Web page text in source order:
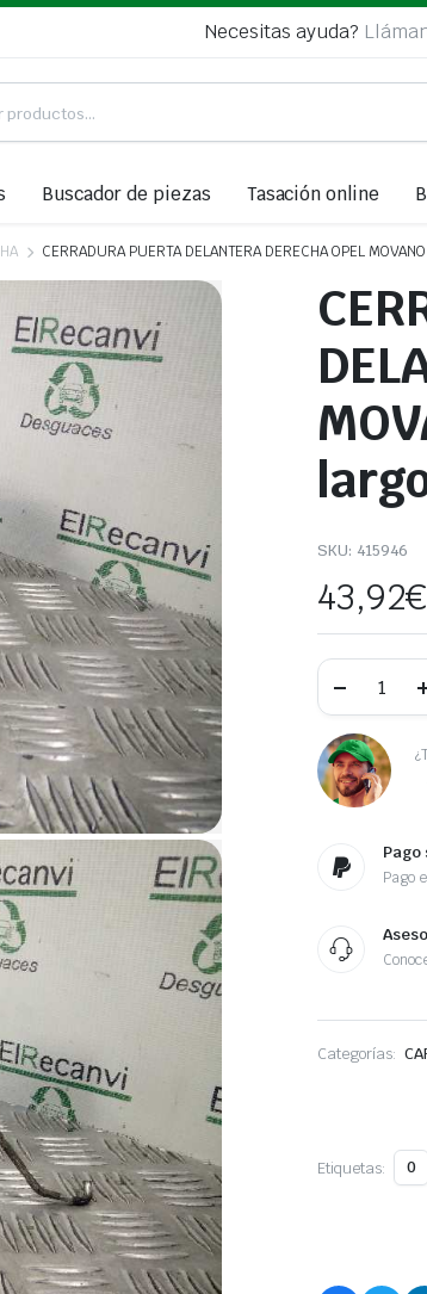
Necesitas ayuda?
Buscador de piezas Tasación online
CERRADURA PUERTA DELANTERA DERECHA OPEL
SKU: 415946
43,92€
PUERTA
DERECHA
OPEL
MOVANO
Chasis
-
largo
12.01
Pago
Pago
Categorías:
Etiquetas: 0